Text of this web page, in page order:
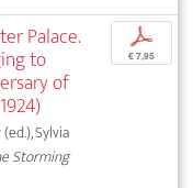
Palace.
to
of
Sylvia
Storming
p
€ 7,95